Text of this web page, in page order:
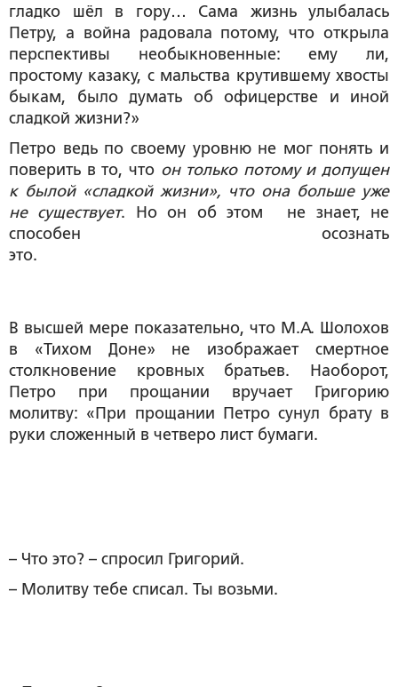
гладко шёл в гору… Сама жизнь улыбалась
Петру, а война радовала потому, что открыла
перспективы необыкновенные: ему ли,
простому казаку, с мальства крутившему хвосты
быкам, было думать об офицерстве и иной
сладкой жизни?»
Петро ведь по своему уровню не мог понять и
поверить в то, что он только потому и допущен
к былой «сладкой жизни», что она больше уже
не существует. Но он об этом не знает, не
способен осознать
это.
В высшей мере показательно, что М.А. Шолохов
в «Тихом Доне» не изображает смертное
столкновение кровных братьев. Наоборот,
Петро при прощании вручает Григорию
молитву: «При прощании Петро сунул брату в
руки сложенный в четверо лист бумаги.
– Что это? – спросил Григорий.
– Молитву тебе списал. Ты возьми.